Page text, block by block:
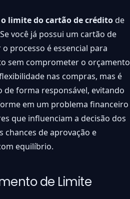
limite do cartão de crédito de
você já possui um cartão de
processo é essencial para
sem comprometer o orçamento
nas compras, mas é
forma responsável, evitando
em um problema financeiro
que influenciam a decisão dos
chances de aprovação e
equilíbrio.
de Limite